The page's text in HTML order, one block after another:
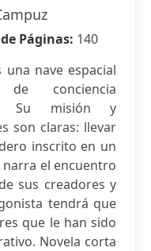
Páginas: 140
una nave espacial
de conciencia
Su misión y
son claras: llevar
inscrito en un
el encuentro
sus creadores y
tendrá que
que le han sido
Novela corta